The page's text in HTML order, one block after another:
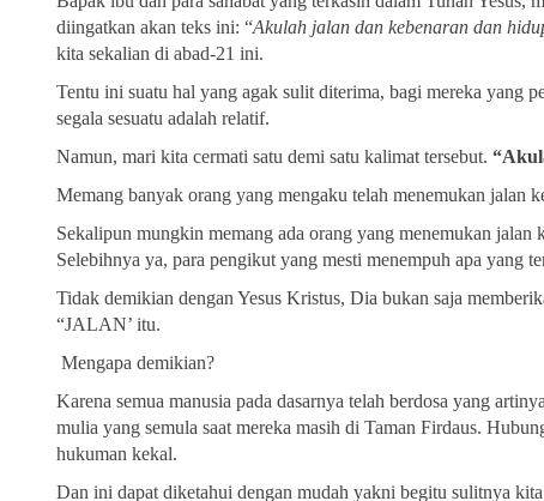
diingatkan akan teks ini: “Akulah jalan dan kebenaran dan
kita sekalian di abad-21 ini.
Tentu ini suatu hal yang agak sulit diterima, bagi mereka yang
segala sesuatu adalah relatif.
Namun, mari kita cermati satu demi satu kalimat tersebut.
Memang banyak orang yang mengaku telah menemukan jalan
Sekalipun mungkin memang ada orang yang menemukan
Selebihnya ya, para pengikut yang mesti menempuh apa yang
Tidak demikian dengan Yesus Kristus, Dia bukan saja
“JALAN’ itu.
Mengapa demikian?
Karena semua manusia pada dasarnya telah berdosa yang
mulia yang semula saat mereka masih di Taman Firdaus.
hukuman kekal.
Dan ini dapat diketahui dengan mudah yakni begitu sulitnya